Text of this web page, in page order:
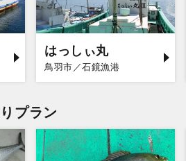
はっしぃ丸
鳥羽市／石鏡漁港
プラン